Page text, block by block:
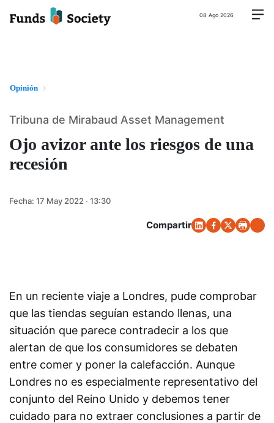
08 Ago 2026
Opinión
Ojo avizor ante los riesgos de una
recesión
Tribuna de Mirabaud Asset Management
Fecha: 17 May 2022 · 13:30
Compartir
En un reciente viaje a Londres, pude comprobar
que las tiendas seguían estando llenas, una
situación que parece contradecir a los que
alertan de que los consumidores se debaten
entre comer y poner la calefacción. Aunque
Londres no es especialmente representativo del
conjunto del Reino Unido y debemos tener
cuidado para no extraer conclusiones a partir de